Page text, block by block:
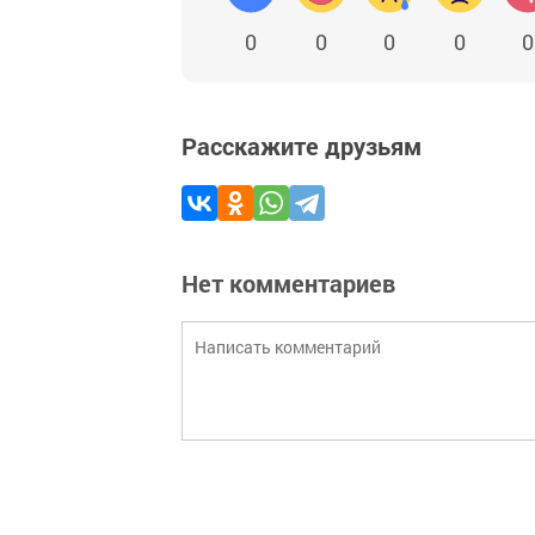
0 0 0 0 0
Расскажите друзьям
Нет комментариев